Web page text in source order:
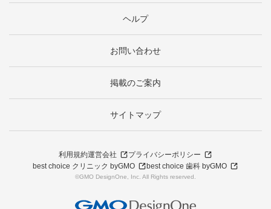
ヘルプ
お問い合わせ
掲載のご案内
サイトマップ
利用規約運営会社
プライバシーポリシー
best choice クリニック byGMO
best choice 歯科 byGMO
©GMO DesignOne, Inc. All Rights reserved.